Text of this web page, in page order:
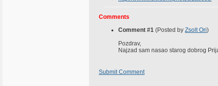
Comments
Comment #1 (Posted by Zsolt Ori)
Pozdrav,
Najzad sam nasao starog dobrog
Submit Comment